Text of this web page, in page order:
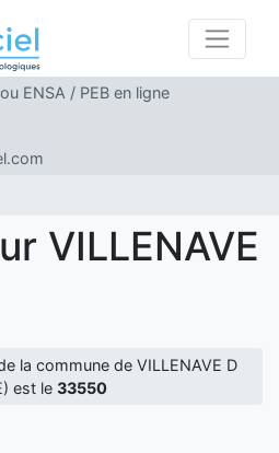
ENSA / PEB en ligne
VILLENAVE
la commune de VILLENAVE D
est le 33550